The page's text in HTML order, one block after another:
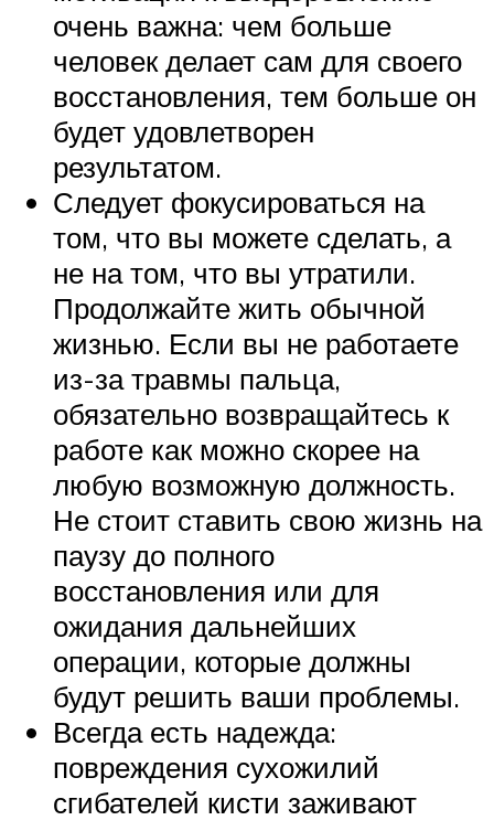
очень важна: чем больше
человек делает сам для своего
восстановления, тем больше он
будет удовлетворен
результатом.
Следует фокусироваться на
том, что вы можете сделать, а
не на том, что вы утратили.
Продолжайте жить обычной
жизнью. Если вы не работаете
из-за травмы пальца,
обязательно возвращайтесь к
работе как можно скорее на
любую возможную должность.
Не стоит ставить свою жизнь на
паузу до полного
восстановления или для
ожидания дальнейших
операции, которые должны
будут решить ваши проблемы.
Всегда есть надежда:
повреждения сухожилий
сгибателей кисти заживают